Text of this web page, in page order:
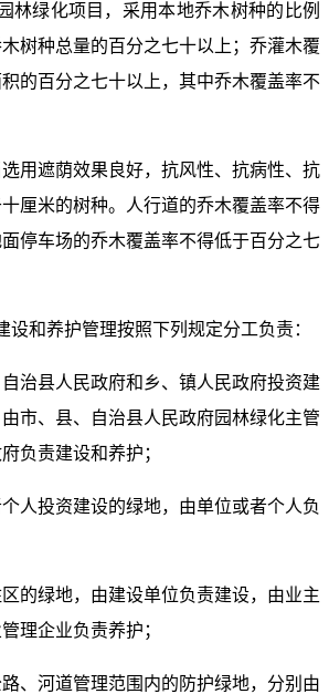
林绿化项目，采用本地乔木树种的比例
树种总量的百分之七十以上；乔灌木覆
的百分之七十以上，其中乔木覆盖率不
用遮荫效果良好，抗风性、抗病性、抗
厘米的树种。人行道的乔木覆盖率不得
停车场的乔木覆盖率不得低于百分之七
设和养护管理按照下列规定分工负责：
自治县人民政府和乡、镇人民政府投资建
市、县、自治县人民政府园林绿化主管
负责建设和养护；
个人投资建设的绿地，由单位或者个人负
区的绿地，由建设单位负责建设，由业主
理企业负责养护；
路、河道管理范围内的防护绿地，分别由